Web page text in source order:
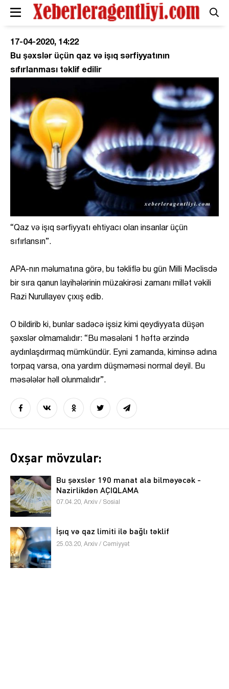
17-04-2020, 14:22
Bu şəxslər üçün qaz və işıq sərfiyyatının
sıfırlanması təklif edilir
“Qaz və işıq sərfiyyatı ehtiyacı olan insanlar üçün
sıfırlansın”.
APA-nın məlumatına görə, bu təkliflə bu gün Milli Məclisdə
bir sıra qanun layihələrinin müzakirəsi zamanı millət vəkili
Razi Nurullayev çıxış edib.
O bildirib ki, bunlar sadəcə işsiz kimi qeydiyyata düşən
şəxslər olmamalıdır: “Bu məsələni 1 həftə ərzində
aydınlaşdırmaq mümkündür. Eyni zamanda, kiminsə adına
torpaq varsa, ona yardım düşməməsi normal deyil. Bu
məsələlər həll olunmalıdır”.
Oxşar mövzular:
Bu şəxslər 190 manat ala bilməyəcək -
Nazirlikdən AÇIQLAMA
07.04.20, Arxiv / Sosial
İşıq və qaz limiti ilə bağlı təklif
25.03.20, Arxiv / Cəmiyyət